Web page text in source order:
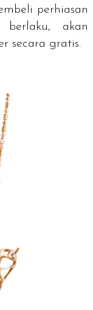
perhiasan
akan
secara gratis.